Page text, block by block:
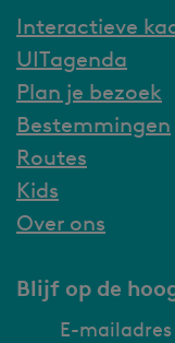
Interactieve
UITagenda
Plan je bezoek
Bestemmingen
Routes
Kids
Over ons
Blijf op de
E-mailadres